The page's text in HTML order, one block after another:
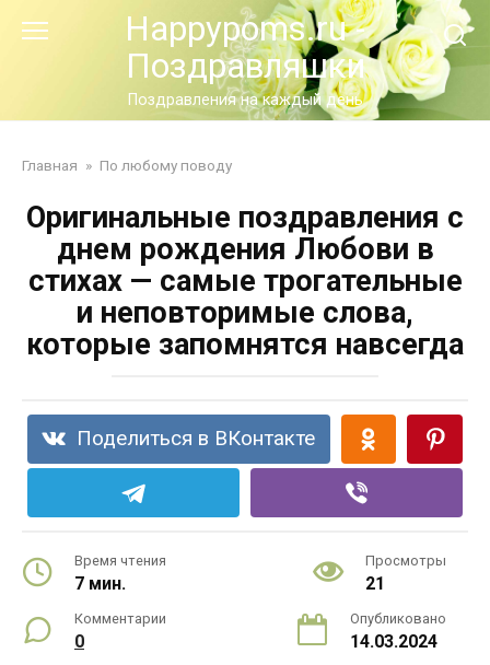
Happypoms.ru -
Поздравляшки
Поздравления на каждый день
Главная » По любому поводу
Оригинальные поздравления с
днем рождения Любови в
стихах — самые трогательные
и неповторимые слова,
которые запомнятся навсегда
Поделиться в ВКонтакте
Время чтения
7 мин.
Просмотры
21
Комментарии
0
Опубликовано
14.03.2024